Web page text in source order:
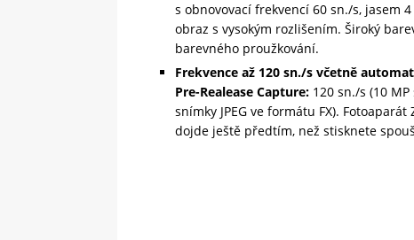
s obnovovací frekvencí 60 sn./s, jasem
obraz s vysokým rozlišením. Široký
barevného proužkování.
Frekvence až 120 sn./s včetně
Pre-Realease Capture: 120 sn./s (10
snímky JPEG ve formátu FX).
dojde ještě předtím, než stisknete